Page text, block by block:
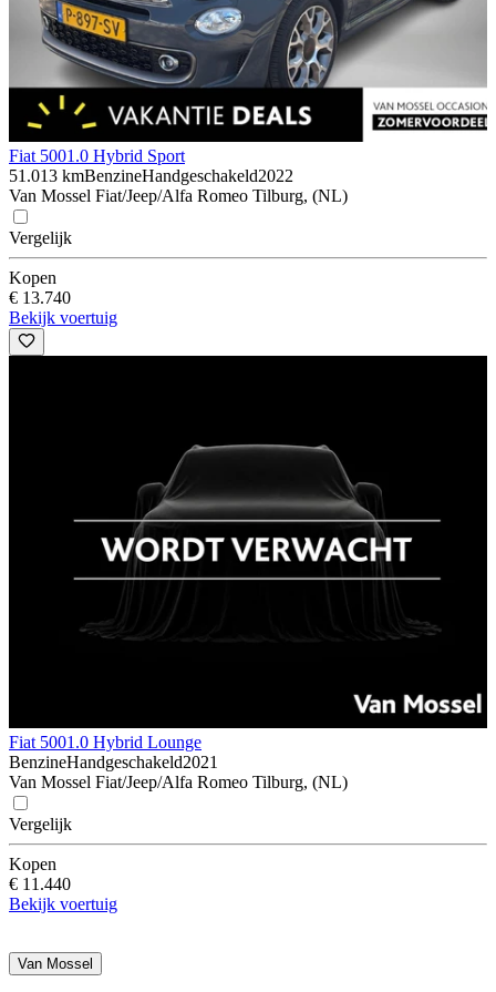
Fiat 5001.0 Hybrid Sport
51.013 kmBenzineHandgeschakeld2022
Van Mossel Fiat/Jeep/Alfa Romeo Tilburg, (NL)
Vergelijk
Kopen
€ 13.740
Bekijk voertuig
Fiat 5001.0 Hybrid Lounge
BenzineHandgeschakeld2021
Van Mossel Fiat/Jeep/Alfa Romeo Tilburg, (NL)
Vergelijk
Kopen
€ 11.440
Bekijk voertuig
Van Mossel